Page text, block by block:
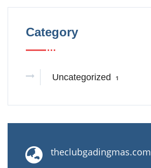
Category
Uncategorized 1
theclubgadingmas.com